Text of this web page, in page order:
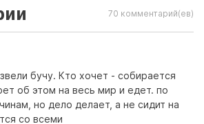
70 комментарий(ев)
бучу. Кто хочет - собирается
об этом на весь мир и едет. по
но дело делает, а не сидит на
со всеми